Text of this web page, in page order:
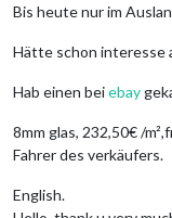
Bis heute nur im
Hätte schon interesse
Hab einen beiebay
8mm glas, 232,50€ /
Fahrer des verkäufers.
English.